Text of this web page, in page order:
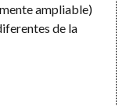
ampliable)
de la